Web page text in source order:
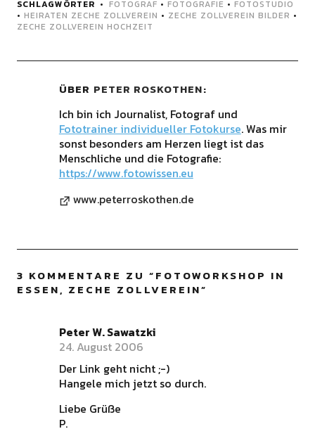
SCHLAGWÖRTER FOTOGRAF • FOTOGRAFIE • FOTOSTUDIO
• HEIRATEN ZECHE ZOLLVEREIN • ZECHE ZOLLVEREIN BILDER •
ZECHE ZOLLVEREIN HOCHZEIT
ÜBER PETER ROSKOTHEN
Ich bin ich Journalist, Fotograf und
Fototrainer individueller Fotokurse. Was mir
sonst besonders am Herzen liegt ist das
Menschliche und die Fotografie:
https://www.fotowissen.eu
www.peterroskothen.de
3 KOMMENTARE ZU “FOTOWORKSHOP IN
ESSEN, ZECHE ZOLLVEREIN”
Peter W. Sawatzki
24. August 2006
Der Link geht nicht ;-)
Hangele mich jetzt so durch.
Liebe Grüße
P.